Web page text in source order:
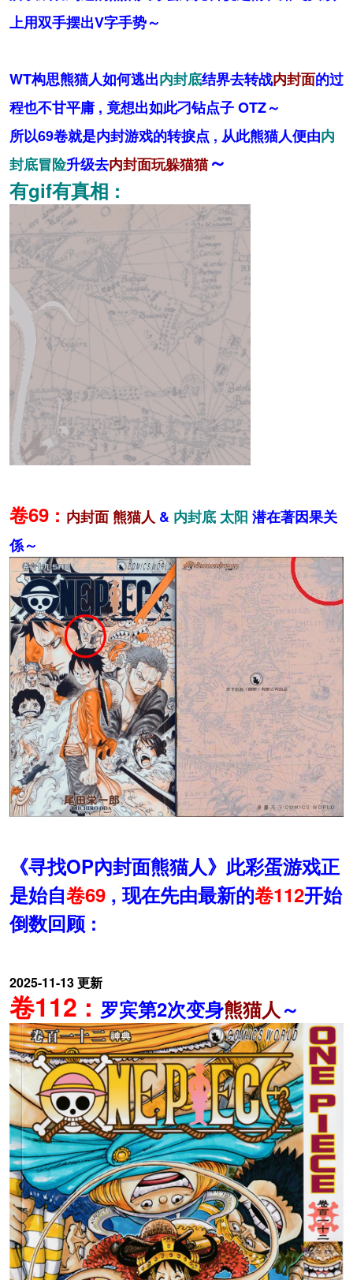
上用双手摆出V字手势～
WT构思熊猫人如何逃出内封底结界去转战内封面的过
程也不甘平庸 , 竟想出如此刁钻点子 OTZ～
所以69卷就是内封游戏的转捩点 , 从此熊猫人便由内
封底冒险升级去内封面玩躲猫猫～
有gif有真相 :
卷69 : 内封面 熊猫人 & 内封底 太阳 潜在著因果关
係～
《寻找OP內封面熊猫人》此彩蛋游戏正
是始自卷69 , 现在先由最新的卷112开始
倒数回顾 :
2025-11-13 更新
卷112 : 罗宾第2次变身熊猫人～